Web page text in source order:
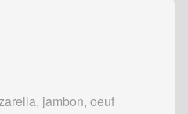
jambon, oeuf